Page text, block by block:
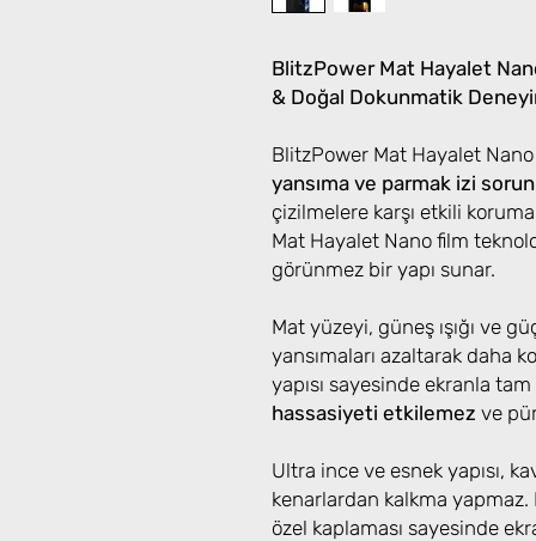
BlitzPower Mat Hayalet
& Doğal Dokunmatik
BlitzPower Mat Hayalet
yansıma ve parmak izi
çizilmelere karşı etkili
Mat Hayalet Nano film
görünmez bir yapı sunar.
Mat yüzeyi, güneş ışığı ve
yansımaları azaltarak daha
yapısı sayesinde ekranla
hassasiyeti etkilemez ve
Ultra ince ve esnek yapısı,
kenarlardan kalkma
özel kaplaması sayesinde